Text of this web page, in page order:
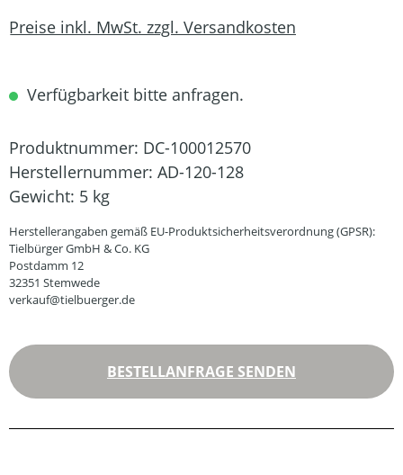
Preise inkl. MwSt. zzgl. Versandkosten
Verfügbarkeit bitte anfragen.
Produktnummer: DC-100012570
Herstellernummer: AD-120-128
Gewicht: 5 kg
Herstellerangaben gemäß EU-Produktsicherheitsverordnung (GPSR):
Tielbürger GmbH & Co. KG
Postdamm 12
32351 Stemwede
verkauf@tielbuerger.de
BESTELLANFRAGE SENDEN